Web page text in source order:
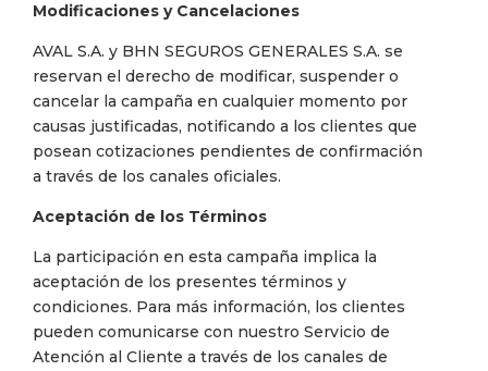
Modificaciones y Cancelaciones
AVAL S.A. y BHN SEGUROS GENERALES S.A. se
reservan el derecho de modificar, suspender o
cancelar la campaña en cualquier momento por
causas justificadas, notificando a los clientes que
posean cotizaciones pendientes de confirmación
a través de los canales oficiales.
Aceptación de los Términos
La participación en esta campaña implica la
aceptación de los presentes términos y
condiciones. Para más información, los clientes
pueden comunicarse con nuestro Servicio de
Atención al Cliente a través de los canales de